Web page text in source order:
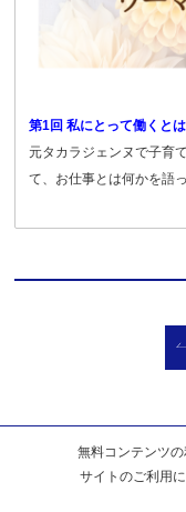
第1回 私にとって働くと
元タカラジェンヌで子育
て、お仕事とは何かを語
無料コンテンツ
サイトのご利用